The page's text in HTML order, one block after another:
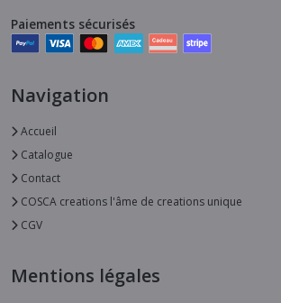
Paiements sécurisés
Navigation
Accueil
Catalogue
Contact
COSCA creations l'âme de creations unique
CGV
Mentions légales